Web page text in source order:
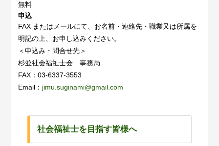
無料
申込
FAX またはメールにて、お名前・連絡先・職業又は所属を
明記の上、お申し込みください。
＜申込み・問合せ先＞
杉並社会福祉士会 事務局
FAX：03‐6337‐3553
Email： jimu.suginami@gmail.com
社会福祉士を目指す皆様へ